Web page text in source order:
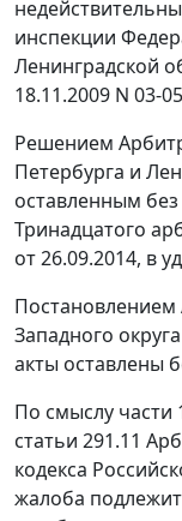
инспекции
Ленинградской
18.11.2009 N 03-
Решением
Петербурга и
оставленным
Тринадцатого
от 26.09.2014, в
Постановлением
Западного
акты оставлены
По смыслу части
статьи 291.11
кодекса
жалоба